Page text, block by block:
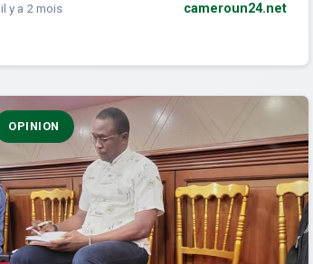
il y a 2 mois cameroun24.net
OPINION